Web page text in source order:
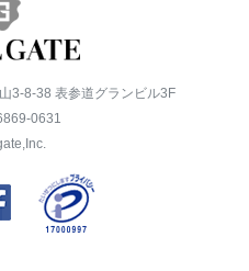
3-8-38 表参道グランビル3F
0631